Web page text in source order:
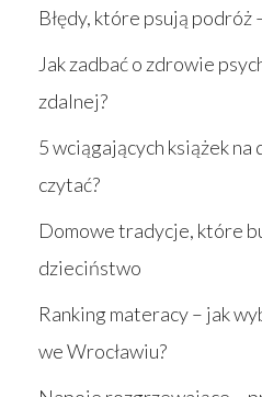
Błędy, które psują podróż
Jak zadbać o zdrowie
zdalnej?
5 wciągających książek na
czytać?
Domowe tradycje, które
dzieciństwo
Ranking materacy – jak
we Wrocławiu?